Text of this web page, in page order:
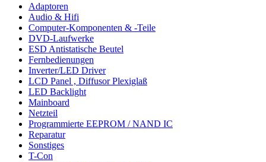
Adaptoren
Audio & Hifi
Computer-Komponenten & -Teile
DVD-Laufwerke
ESD Antistatische Beutel
Fernbedienungen
Inverter/LED Driver
LCD Panel , Diffusor Plexiglaß
LED Backlight
Mainboard
Netzteil
Programmierte EEPROM / NAND IC
Reparatur
Sonstiges
T-Con